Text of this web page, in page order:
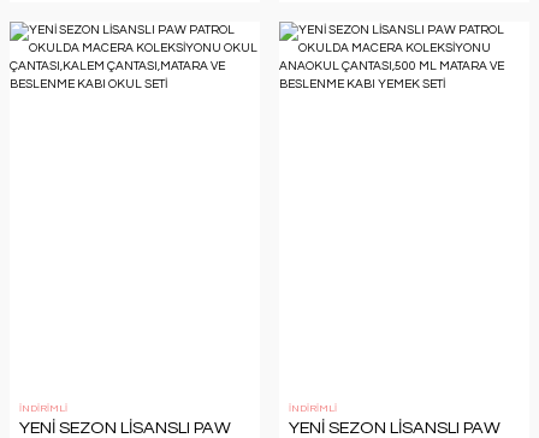
İNDİRİMLİ
YENİ SEZON LİSANSLI PAW
İNDİRİMLİ
YENİ SEZON LİSANSLI PAW